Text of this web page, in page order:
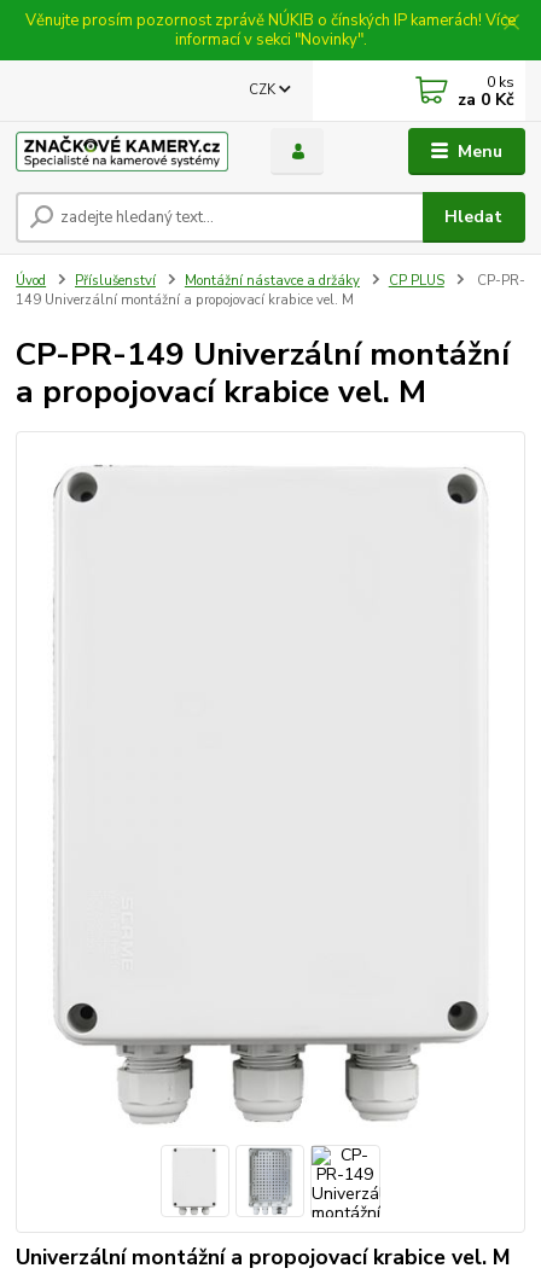
Věnujte prosím pozornost zprávě NÚKIB o čínských IP kamerách! Více
informací v sekci "Novinky".
Menu
CZK
Hledat
0 ks
za 0 Kč
Úvod Příslušenství Montážní nástavce a držáky CP PLUS
CP-PR-
149 Univerzální montážní a propojovací krabice vel. M
CP-PR-149 Univerzální montážní
a propojovací krabice vel. M
Univerzální montážní a propojovací krabice vel. M